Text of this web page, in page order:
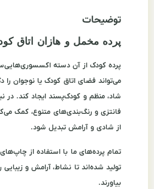
توضیحات
پرده مخمل و هازان اتاق
پرده کودک از آن دسته
می‌تواند فضای اتاق کودک یا نوجوان را
شاد، منظم و کودک‌پسند ایجاد کند. در
فانتزی و رنگ‌بندی‌های متنوع، کمک
از شادی و آرامش تبدیل شود.
تمام پرده‌های ما با استفاده از
تولید شده‌اند تا نشاط، آرامش و
بیاورند.